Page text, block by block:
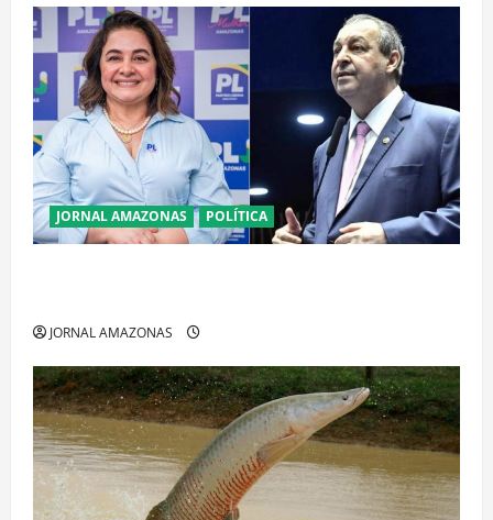
JORNAL AMAZONAS POLÍTICA
JORNAL AMAZONAS